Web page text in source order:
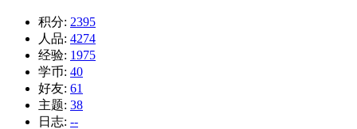
积分: 2395
人品: 4274
经验: 1975
学币: 40
好友: 61
主题: 38
日志: --